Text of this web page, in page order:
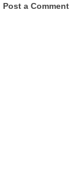
Post a Comment